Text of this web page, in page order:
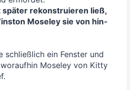
spä­ter rekon­stru­ie­ren ließ,
Mose­ley sie von hin­
schließ­lich ein Fens­ter und
Mose­ley von Kit­ty